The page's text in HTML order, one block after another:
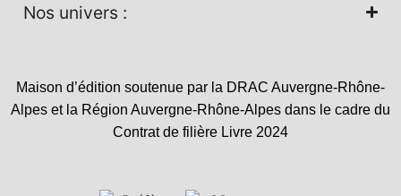
Nos univers :
Maison d’édition soutenue par la DRAC Auvergne-Rhône-
Alpes et la Région Auvergne-Rhône-Alpes dans le cadre du
Contrat de filière Livre 2024